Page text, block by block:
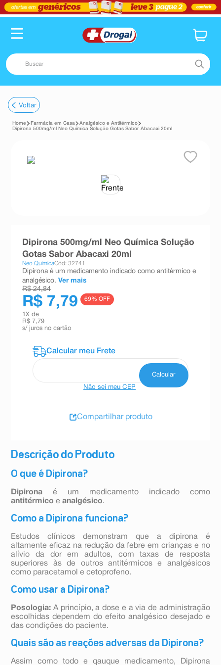
Buscar
1º pampers confort sec max
2º fralda
lenço umedecido
teste gravidez
10ºesmalte
Voltar
Farmácia em Casa
Analgésico e Antitérmico
Dipirona 500mg/ml Neo Química Solução Gotas Sabor Abacaxi 20ml
Descrição do Produto
O que é Dipirona?
Dipirona é um medicamento indicado como
antitérmico eanalgésico.
Como a Dipirona funciona?
Estudos clínicos demonstram que a dipirona é
altamente eficaz na redução da febre em crianças e no
alívio da dor em adultos, com taxas de resposta
superiores às de outros antitérmicos e analgésicos
como paracetamol e cetoprofeno.
Como usar a Dipirona?
Posologia: A princípio, a dose e a via de administração
escolhidas dependem do efeito analgésico desejado e
das condições do paciente.
Quais são as reações adversas da Dipirona?
Assim como todo e qauque medicamento, Dipirona
Dipirona 500mg/ml Neo Química Solução
Gotas Sabor Abacaxi 20ml
Neo QuímicaCód: 32741
Dipirona é um medicamento indicado como antitérmico e
analgésico. Ver mais
R$ 24,84
R$ 7,79 69% OFF
1 X de
R$ 7,79
s/ juros no cartão
Não sei meu CEP
Compartilhar produto